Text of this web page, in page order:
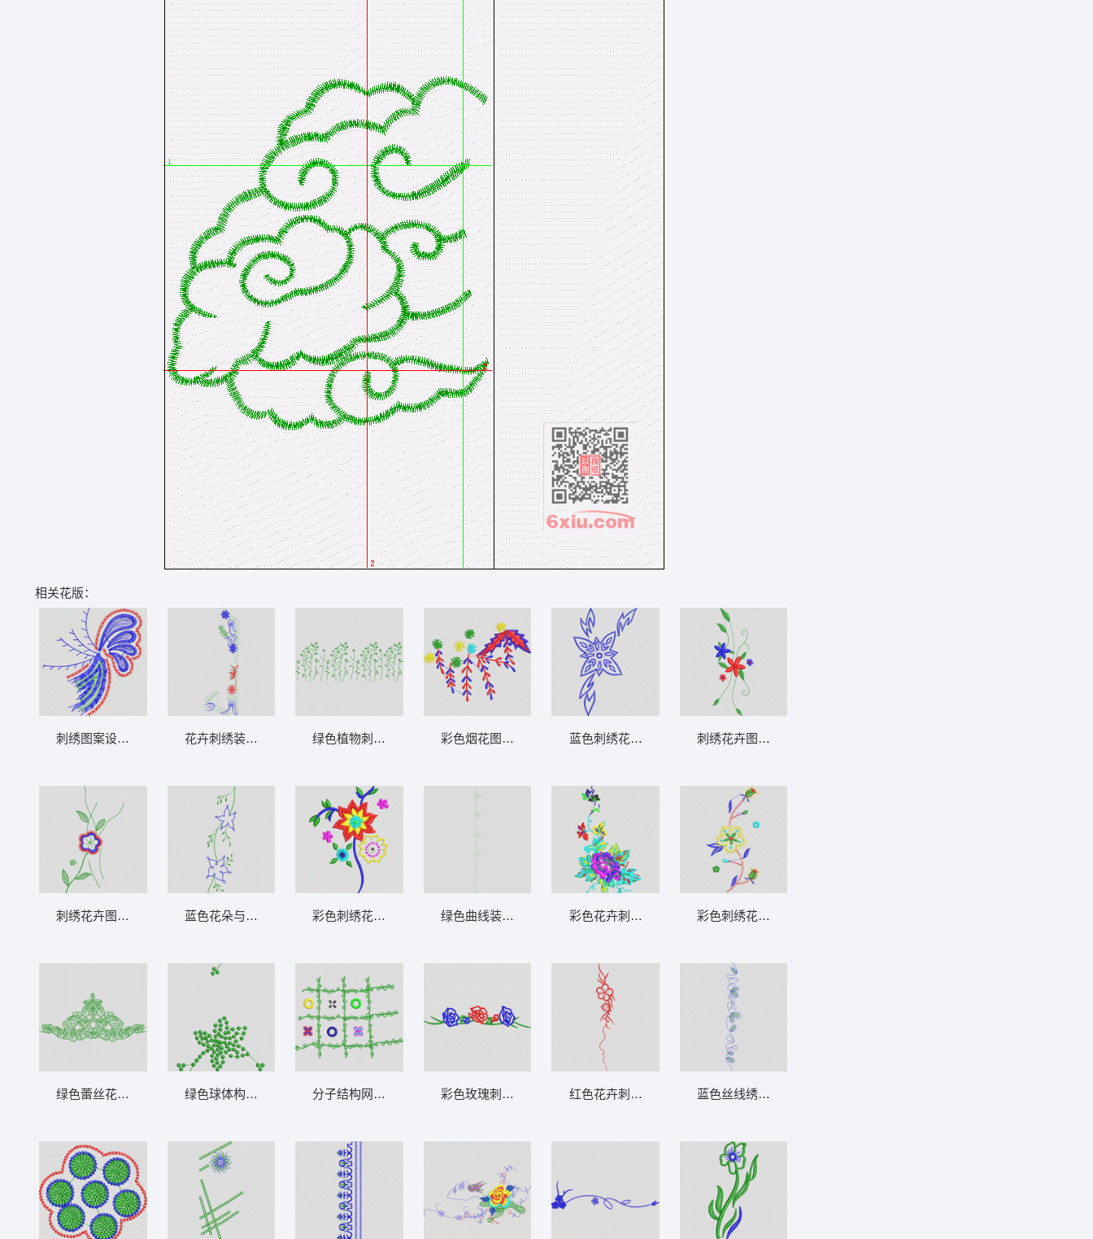
相关花版：
刺绣图案设计图 花型
刺绣花卉图案设计 花型
绿色蕾丝花边装饰图案 花型
花卉刺绣装饰图案 花型
蓝色花朵与绿色枝叶刺绣图案 花型
绿色球体构成的星形图案 花型
绿色植物刺绣图案 花型
彩色刺绣花卉图案 花型
分子结构网格示意图 花型
彩色烟花图案刺绣设计 花型
绿色曲线装饰图案 花型
彩色玫瑰刺绣图案 花型
蓝色刺绣花卉图案设计 牛仔裤
彩色花卉刺绣图案 牛仔裤
红色花卉刺绣图案 牛仔裤
刺绣花卉图案 牛仔裤
彩色刺绣花卉图案 牛仔裤
蓝色丝线绣制的绿色椭圆图案 牛仔裤